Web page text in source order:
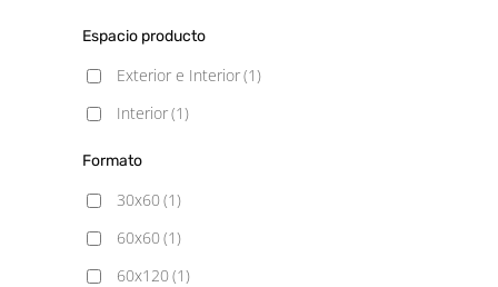
Espacio producto
Exterior e Interior(1)
Interior(1)
Formato
30x60 (1)
60x60 (1)
60x120 (1)